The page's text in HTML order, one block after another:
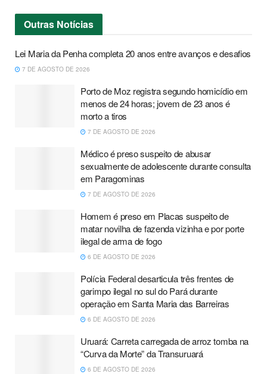
Outras Notícias
Lei Maria da Penha completa 20 anos entre avanços e desafios
7 DE AGOSTO DE 2026
Porto de Moz registra segundo homicídio em
menos de 24 horas; jovem de 23 anos é
morto a tiros
7 DE AGOSTO DE 2026
Médico é preso suspeito de abusar
sexualmente de adolescente durante consulta
em Paragominas
7 DE AGOSTO DE 2026
Homem é preso em Placas suspeito de
matar novilha de fazenda vizinha e por porte
ilegal de arma de fogo
6 DE AGOSTO DE 2026
Polícia Federal desarticula três frentes de
garimpo ilegal no sul do Pará durante
operação em Santa Maria das Barreiras
6 DE AGOSTO DE 2026
Uruará: Carreta carregada de arroz tomba na
“Curva da Morte” da Transuruará
6 DE AGOSTO DE 2026